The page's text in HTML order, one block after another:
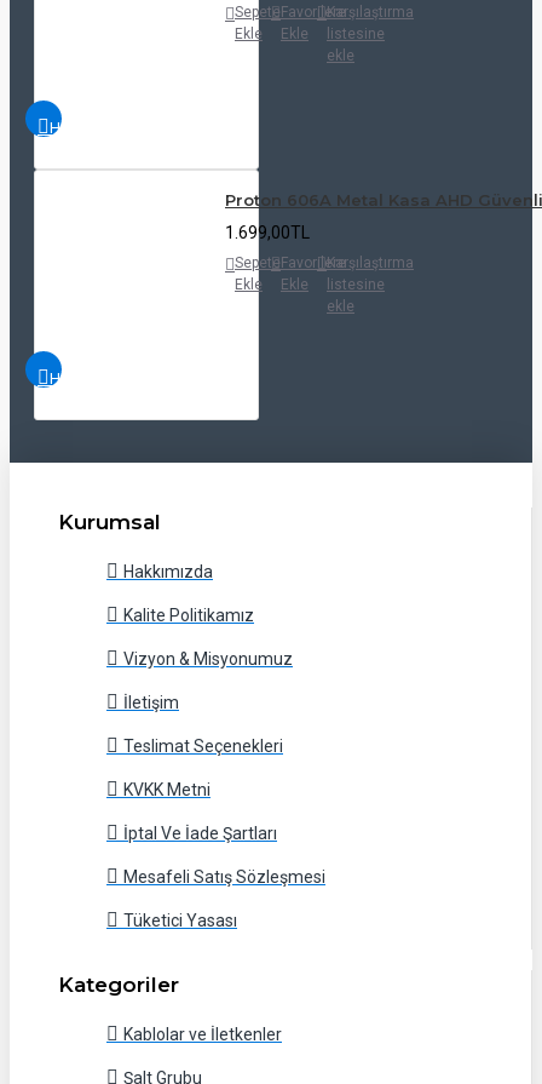
HIZLI
Sepete
Ekle
Favorilere
Ekle
Karşılaştırma
listesine
ekle
HIZLI
Proton 606A Metal Kasa AHD
1.699,00TL
Sepete
Ekle
Favorilere
Ekle
Karşılaştırma
listesine
ekle
Kurumsal
Hakkımızda
Kalite Politikamız
Vizyon & Misyonumuz
İletişim
Teslimat Seçenekleri
KVKK Metni
İptal Ve İade Şartları
Mesafeli Satış Sözleşmesi
Tüketici Yasası
Kategoriler
Kablolar ve İletkenler
Şalt Grubu